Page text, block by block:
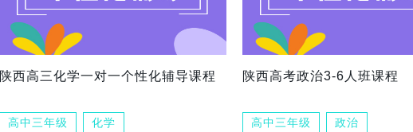
陕西高三化学一对一个性化辅导课程
高中三年级 化学
陕西高考政治3-6人班课程
高中三年级 政治